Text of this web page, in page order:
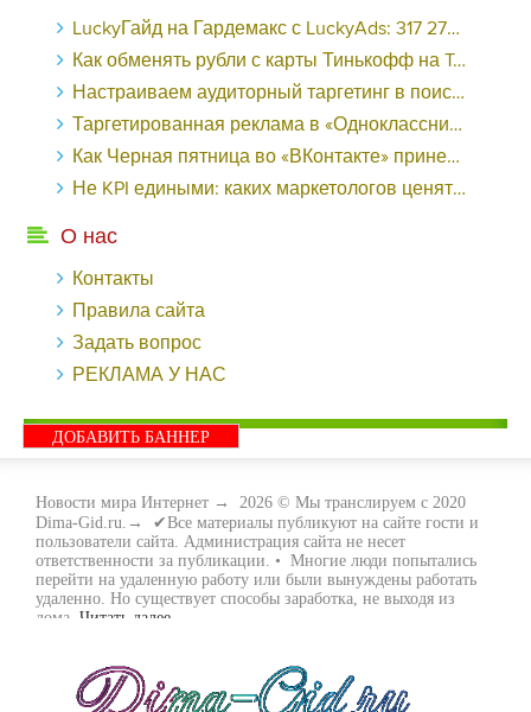
LuckyГайд на Гардемакс с LuckyAds: 317 279 рублей за 10 дней - «Надо знать»
Как обменять рубли с карты Тинькофф на Tether ERC20 (USDT)?
Настраиваем аудиторный таргетинг в поисковой кампании Google Ads - «Заработок»
Таргетированная реклама в «Одноклассниках»: как ее настроить и нужно ли - «Заработок»
Как Черная пятница во «ВКонтакте» принесла магазину подарков 221 продажу по цене 38 рублей - «Заработок»
Не KPI едиными: каких маркетологов ценят - «Заработок»
О нас
Контакты
Правила сайта
Задать вопрос
РЕКЛАМА У НАС
ДОБАВИТЬ БАННЕР
Новости мира Интернет → 2026 © Мы транслируем с 2020
Dima-Gid.ru.→ ✔Все материалы публикуют на сайте гости и
пользователи сайта. Администрация сайта не несет
ответственности за публикации. • Многие люди попытались
перейти на удаленную работу или были вынуждены работать
удаленно. Но существует способы заработка, не выходя из
дома. Читать далее...
много. Все зависит только от вас, чем вы хотите заняться и, что
вам придётся по душе. Наш сайт собирает для вас всю